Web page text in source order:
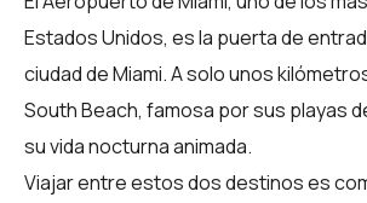
Estados Unidos, es la puerta de
ciudad de Miami. A solo unos
South Beach, famosa por sus playas
su vida nocturna animada.
Viajar entre estos dos destinos es